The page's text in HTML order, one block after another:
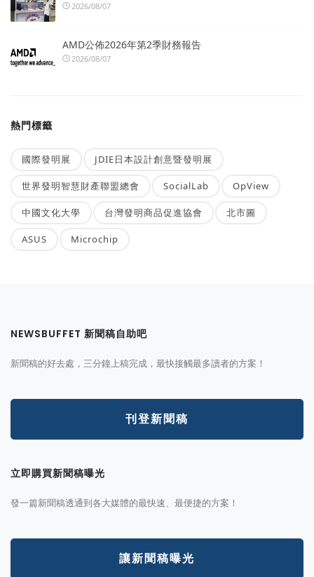
2026/08/07
AMD公佈2026年第2季財務報告
2026/08/07
熱門標籤
國際發明展 JDIE日本設計創意暨發明展
世界發明智慧財產聯盟總會 SocialLab OpView
中國文化大學 台灣發明商品促進協會 北市圖
ASUS Microchip
NEWSBUFFET 新聞稿自助吧
新聞稿的好去處，三分鐘上稿完成，最快接觸最多讀者的方案！
刊登新聞稿
立即購買新聞稿曝光
發一篇新聞稿透通到各大媒體的最快速、最便捷的方案！
讓新聞稿曝光